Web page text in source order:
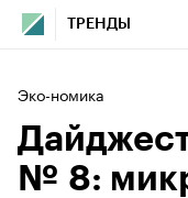
ТРЕНДЫ
Эко-номика
№ 8: